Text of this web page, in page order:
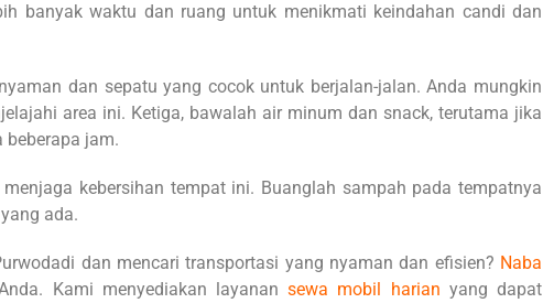
banyak waktu dan ruang untuk menikmati keindahan candi dan
dan sepatu yang cocok untuk berjalan-jalan. Anda mungkin
area ini. Ketiga, bawalah air minum dan snack, terutama jika
beberapa jam.
kebersihan tempat ini. Buanglah sampah pada tempatnya
ada.
dan mencari transportasi yang nyaman dan efisien? Naba
Kami menyediakan layanansewa mobil harian yang dapat